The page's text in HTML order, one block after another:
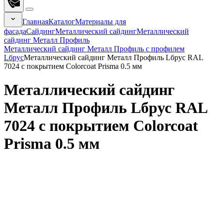
ГлавнаяКаталогМатериалы для
фасадаСайдингМеталлический сайдингМеталлический
сайдинг Металл Профиль
Металлический сайдинг Металл Профиль с профилем
LбрусМеталлический сайдинг Металл Профиль Lбрус RAL
7024 с покрытием Colorcoat Prisma 0.5 мм
Металлический сайдинг
Металл Профиль Lбрус RAL
7024 с покрытием Colorcoat
Prisma 0.5 мм